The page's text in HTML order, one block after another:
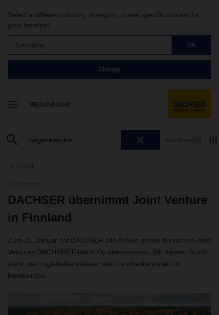
Select a different country, or region, to see specific content for
your location!
Germany OK
Change
MEDIAROOM
Merkliste(0)
Zurück
21.01.2025
DACHSER übernimmt Joint Venture
in Finnland
Zum 15. Januar hat DACHSER alle Anteile seines finnischen Joint
Ventures DACHSER Finland Oy übernommen. Mit diesem Schritt
stärkt der Logistikdienstleister sein Landverkehrsnetz in
Nordeuropa.